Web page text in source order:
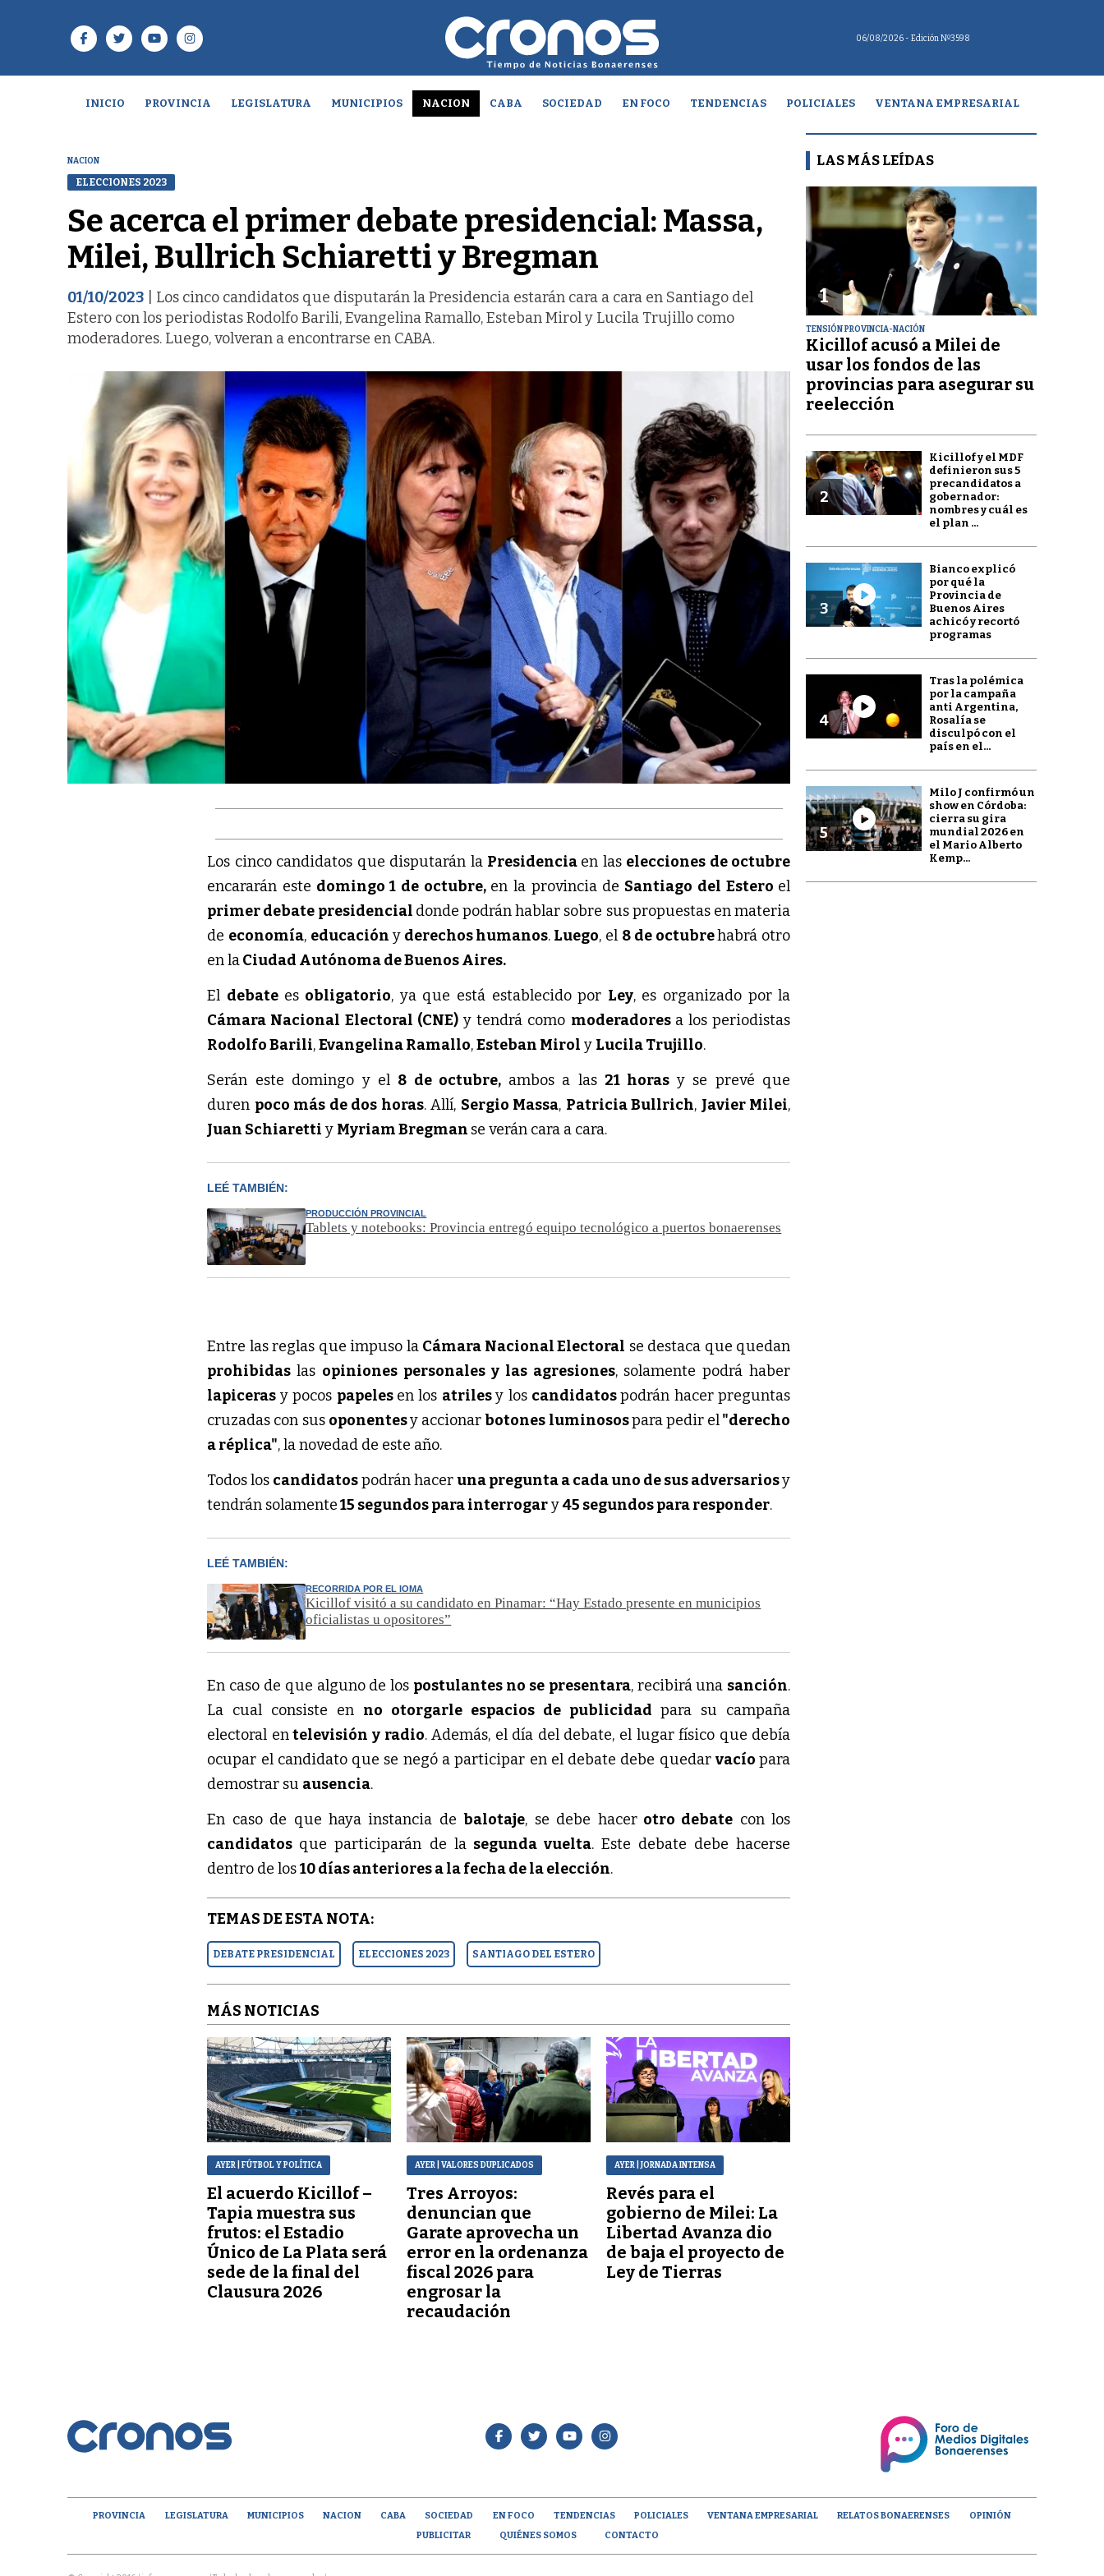
06/08/2026 - Edición Nº3598
INICIO PROVINCIA LEGISLATURA MUNICIPIOS NACION CABA SOCIEDAD EN FOCO TENDENCIAS POLICIALES VENTANA EMPRESARIAL
NACION
ELECCIONES 2023
Se acerca el primer debate presidencial: Massa,
Milei, Bullrich Schiaretti y Bregman
01/10/2023 | Los cinco candidatos que disputarán la Presidencia estarán cara a cara en Santiago del
Estero con los periodistas Rodolfo Barili, Evangelina Ramallo, Esteban Mirol y Lucila Trujillo como
moderadores. Luego, volveran a encontrarse en CABA.
Los cinco candidatos que disputarán la Presidencia en las elecciones de octubre
encararán este domingo 1 de octubre, en la provincia de Santiago del Estero el
primer debate presidencial donde podrán hablar sobre sus propuestas en materia
de economía, educación yderechos humanos. Luego, el 8 de octubrehabrá otro
en laCiudad Autónoma de Buenos Aires.
El debate es obligatorio, ya que está establecido por Ley, es organizado por la
Cámara Nacional Electoral (CNE)y tendrá como moderadores a los periodistas
Rodolfo Barili,Evangelina Ramallo,Esteban Mirol y Lucila Trujillo.
Serán este domingo y el 8 de octubre, ambos a las 21 horas y se prevé que
duren poco más de dos horas. Allí, Sergio Massa, Patricia Bullrich, Javier Milei,
Juan Schiaretti y Myriam Bregman se verán cara a cara.
LEÉ TAMBIÉN:
PRODUCCIÓN PROVINCIAL
Tablets y notebooks: Provincia entregó equipo tecnológico a puertos bonaerenses
Entre las reglas que impuso la Cámara Nacional Electoral se destaca que quedan
prohibidaslas opiniones personales y las agresiones, solamente podrá haber
lapiceras y pocos papeles en los atrilesy los candidatospodrán hacer preguntas
cruzadas con sus oponentesy accionarbotones luminosospara pedir el"derecho
a réplica", la novedad de este año.
Todos los candidatospodrán haceruna pregunta a cada uno de sus adversariosy
tendrán solamente15 segundos para interrogary45 segundos para responder.
LEÉ TAMBIÉN:
RECORRIDA POR EL IOMA
Kicillof visitó a su candidato en Pinamar: “Hay Estado presente en municipios
oficialistas u opositores”
En caso de que alguno de los postulantes no se presentara, recibirá una sanción.
La cual consiste en no otorgarle espacios de publicidad para su campaña
electoral entelevisión y radio. Además, el día del debate, el lugar físico que debía
ocupar el candidato que se negó a participar en el debate debe quedar vacíopara
demostrar su ausencia.
En caso de que haya instancia debalotaje, se debe hacerotro debate con los
candidatos que participarán de lasegunda vuelta. Este debate debe hacerse
dentro de los10 días anteriores a la fecha de la elección.
TEMAS DE ESTA NOTA:
DEBATE PRESIDENCIAL ELECCIONES 2023 SANTIAGO DEL ESTERO
MÁS NOTICIAS
AYER | FÚTBOL Y POLÍTICA
El acuerdo Kicillof –
Tapia muestra sus
frutos: el Estadio
Único de La Plata será
sede de la final del
Clausura 2026
AYER | VALORES DUPLICADOS
Tres Arroyos:
denuncian que
Garate aprovecha un
error en la ordenanza
fiscal 2026 para
engrosar la
recaudación
AYER | JORNADA INTENSA
Revés para el
gobierno de Milei: La
Libertad Avanza dio
de baja el proyecto de
Ley de Tierras
LAS MÁS LEÍDAS
1
TENSIÓN PROVINCIA-NACIÓN
Kicillof acusó a Milei de
usar los fondos de las
provincias para asegurar su
reelección
2
Kicillof y el MDF
definieron sus 5
precandidatos a
gobernador:
nombres y cuál es
el plan ...
3
Bianco explicó
por qué la
Provincia de
Buenos Aires
achicó y recortó
programas
4
Tras la polémica
por la campaña
anti Argentina,
Rosalía se
disculpó con el
país en el...
5
Milo J confirmó un
show en Córdoba:
cierra su gira
mundial 2026 en
el Mario Alberto
Kemp...
PROVINCIA LEGISLATURA MUNICIPIOS NACION CABA SOCIEDAD EN FOCO TENDENCIAS POLICIALES VENTANA EMPRESARIAL RELATOS BONAERENSES
OPINIÓN
PUBLICITAR
QUIÉNES SOMOS CONTACTO